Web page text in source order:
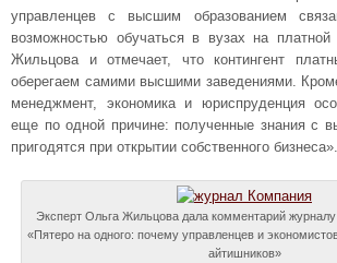
управленцев с высшим образованием
возможностью обучаться в вузах на
Жильцова и отмечает, что контингент
оберегаем самими высшими заведениями.
менеджмент, экономика и юриспруденция
еще по одной причине: полученные знания с
пригодятся при открытии собственного бизнеса».
Эксперт Ольга Жильцова дала комментарий
«Пятеро на одного: почему управленцев и
айтишников»